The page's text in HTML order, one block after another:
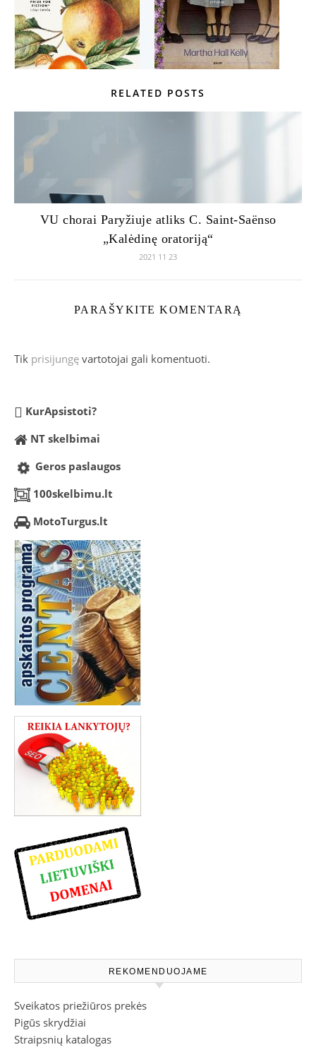
RELATED POSTS
VU chorai Paryžiuje atliks C. Saint-Saënso
„Kalėdinę oratoriją“
2021 11 23
PARAŠYKITE KOMENTARĄ
Tik prisijungę vartotojai gali komentuoti.
KurApsistoti?
NT skelbimai
Geros paslaugos
100skelbimu.lt
MotoTurgus.lt
REKOMENDUOJAME
Sveikatos priežiūros prekės
Pigūs skrydžiai
Straipsnių katalogas